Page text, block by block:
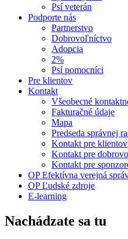
Psí veterán
Podporte nás
Partnerstvo
Dobrovoľníctvo
Adopcia
2%
Psí pomocníci
Pre klientov
Kontakt
Všeobecné
Fakturačné údaje
Mapa
Predseda správnej
Kontakt pre klientov
Kontakt pre
Kontakt pre
OP Efektívna verejná
OP Ľudské zdroje
E-learning
Nachádzate sa tu